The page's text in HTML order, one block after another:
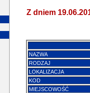
Z dniem
NAZWA
RODZAJ
LOKALIZACJA
KOD
MIEJSCOWOŚĆ